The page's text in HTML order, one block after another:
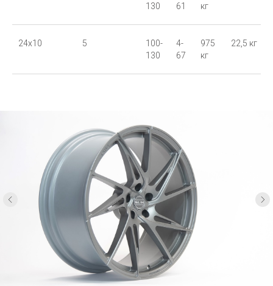
130
61
кг
24x10 5
100-
130
4-
67
975
кг
22,5 кг